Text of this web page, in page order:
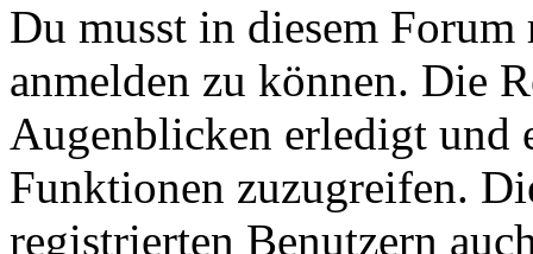
Du musst in diesem
anmelden zu können. Die
Augenblicken erledigt und
Funktionen zuzugreifen.
registrierten Benutzern